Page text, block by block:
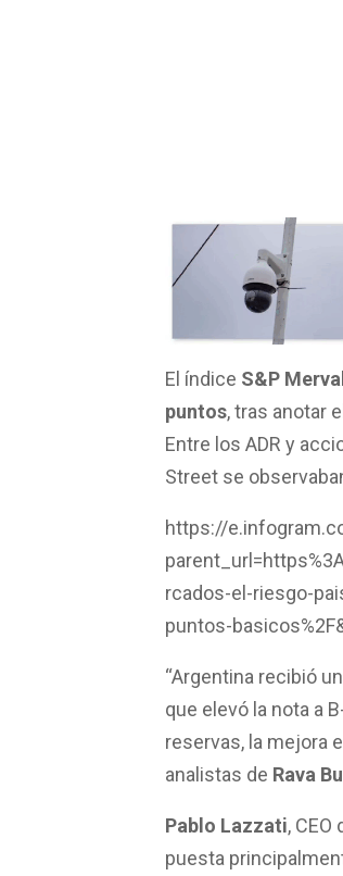
El índice S&P Merval
puntos, tras anotar
Entre los ADR y
Street se
https://
rcados-el-riesgo-
puntos-
“Argentina recibió
que elevó la nota a
reservas, la mejora
analistas de Rava
Pablo Lazzati,
puesta